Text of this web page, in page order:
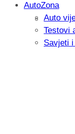
AutoZona
Auto
Testovi
Savjeti